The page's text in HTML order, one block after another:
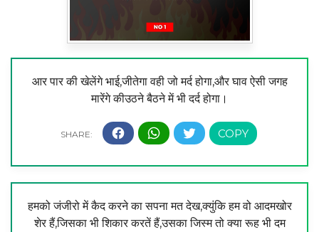
आर पार की खेलेंगे भाई,जीतेगा वही जो मर्द होगा,और घाव ऐसी जगह
मारेंगे कीउठने बैठने में भी दर्द होगा।
हमको जंजीरो में कैद करने का सपना मत देख,क्युंकि हम वो आदमखोर
शेर हैं,जिसका भी शिकार करतें हैं,उसका जिस्म तो क्या रूह भी दम